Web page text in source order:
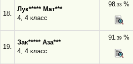
18.
Лук***** Мат***
4, 4 класс
98,33 %
19.
Зак***** Аза***
4, 4 класс
91,39 %